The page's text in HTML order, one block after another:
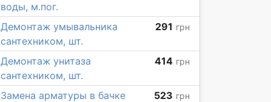
воды, м.пог.
Демонтаж умывальника
сантехником, шт.
291 грн
Демонтаж унитаза
сантехником, шт.
414 грн
Замена арматуры в бачке
523 грн